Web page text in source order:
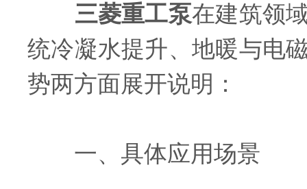
三菱重工泵在建筑领
统冷凝水提升、地暖与电
势两方面展开说明：
一、具体应用场景